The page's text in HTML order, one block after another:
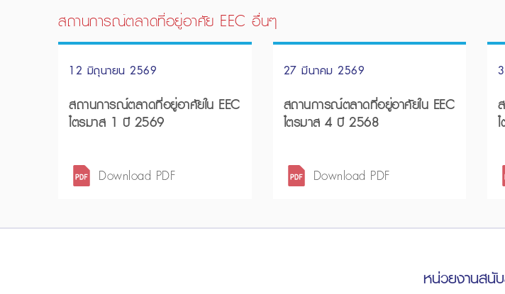
สถานการณ์ตลาดที่อยู่อาศัย EEC อื่นๆ
12 มิถุนายน 2569
สถานการณ์ตลาดที่อยู่อาศัยใน EEC
ไตรมาส 1 ปี 2569
Download PDF
27 มีนาคม 2569
สถานการณ์ตลาดที่อยู่อาศัยใน EEC
ไตรมาส 4 ปี 2568
Download PDF
หน่วยงานสนั